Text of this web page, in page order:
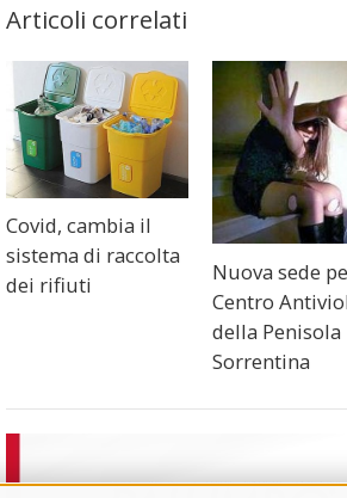
Articoli correlati
Covid, cambia il
sistema di raccolta
dei rifiuti
Nuova sede
Centro
della Penisola
Sorrentina